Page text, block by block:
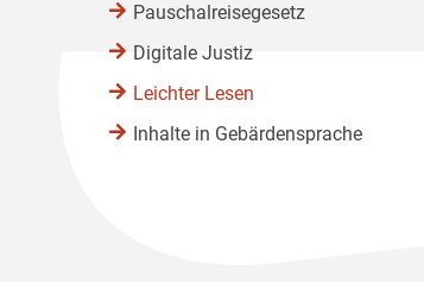
Pauschalreisegesetz
Digitale Justiz
Leichter Lesen
Inhalte in Gebärdensprache